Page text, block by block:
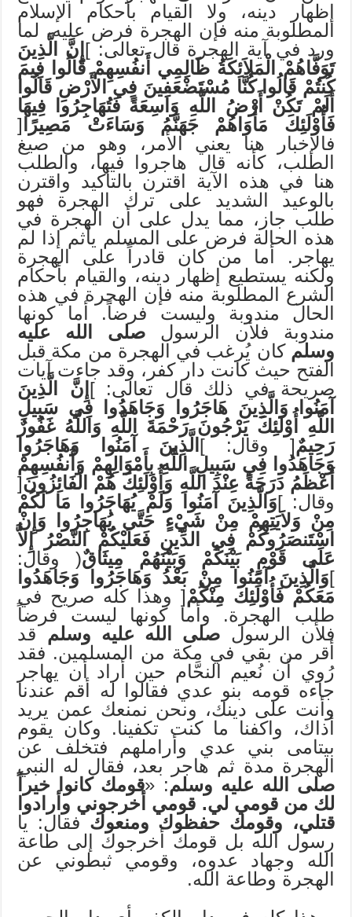
إظهار دينه، ولا القيام بأحكام الإسلام
المطلوبة منه فإن الهجرة فرض عليه، لما
ورد في آية الهجرة قال تعالى: ] إِنَّ الَّذِينَ
تَوَفَّاهُمْ الْمَلاَئِكَةُ ظَالِمِي أَنفُسِهِمْ قَالُوا فِيمَ
كُنتُمْ قَالُوا كُنَّا مُسْتَضْعَفِينَ فِي الأَرْضِ قَالُوا
أَلَمْ تَكُنْ أَرْضُ اللَّهِ وَاسِعَةً فَتُهَاجِرُوا فِيهَا
فَأُوْلَئِكَ مَأْوَاهُمْ جَهَنَّمُ وَسَاءَتْمَصِيرًا [
فالإخبار هنا يعني الأمر، وهو من صيغ
الطلب، كأنه قال هاجروا فيها، والطلب
هنا في هذه الآية اقترن بالتأكيد واقترن
بالوعيد الشديد على ترك الهجرة فهو
طلب جاز، مما يدل على أن الهجرة في
هذه الحالة فرض على المسلم يأثم إذا لم
يهاجر. أما من كان قادراً على الهجرة
ولكنه يستطيع إظهار دينه، والقيام بأحكام
الشرع المطلوبة منه فإن الهجرة في هذه
الحال مندوبة وليست فرضاً. أما كونها
مندوبة فلأن الرسول صلى الله عليه
وسلم كان يُرغب في الهجرة من مكة قبل
الفتح حيث كانت دار كفر، وقد جاءت آيات
صريحة في ذلك قال تعالى: ] إِنَّ الَّذِينَ
آمَنُوا وَالَّذِينَ هَاجَرُوا وَجَاهَدُوا فِي سَبِيلِ
اللَّهِ أُوْلَئِكَ يَرْجُونَ رَحْمَةَ اللَّهِ وَاللَّهُ غَفُورٌ
رَحِيمٌ[ وقال: ] الَّذِينَ آمَنُوا وَهَاجَرُوا
وَجَاهَدُوا فِي سَبِيلِ اللَّهِ بِأَمْوَالِهِمْ وَأَنفُسِهِمْ
أَعْظَمُ دَرَجَةً عِنْدَ اللَّهِ وَأُوْلَئِكَ هُمْ الْفَائِزُونَ[
وقال: ]وَالَّذِينَ آمَنُوا وَلَمْ يُهَاجَرُوا مَا لَكُمْ
مِنْ وَلاَيَتِهِمْ مِنْ شَيْءٍ حَتَّى يُهَاجِرُوا وَإِنْ
اسْتَنصَرُوكُمْ فِي الدِّينِ فَعَلَيْكُمْ النَّصْرُ إِلاَّ
عَلَى قَوْمٍ بَيْنَكُمْ وَبَيْنَهُمْ مِيثَاقٌ( وقال:
]وَالَّذِينَ آمَنُوا مِنْ بَعْدُ وَهَاجَرُوا وَجَاهَدُوا
مَعَكُمْ فَأُوْلَئِكَ مِنْكُمْ[ وهذا كله صريح في
طلب الهجرة. وأما كونها ليست فرضاً
فلأن الرسول صلى الله عليه وسلم قد
أقر من بقي في مكة من المسلمين. فقد
رُوي أن نُعيم النحَّام حين أراد أن يهاجر
جاءه قومه بنو عدي فقالوا له أقم عندنا
وأنت على دينك، ونحن نمنعك عمن يريد
أذاك، واكفنا ما كنت تكفينا. وكان يقوم
بيتامى بني عدي وأراملهم فتخلف عن
الهجرة مدة ثم هاجر بعد، فقال له النبي
صلى الله عليه وسلم: «قومك كانوا خيراً
لك من قومي لي. قومي أخرجوني وأرادوا
قتلي، وقومك حفظوك ومنعوك فقال: يا
رسول الله بل قومك أخرجوك إلى طاعة
الله وجهاد عدوه، وقومي ثبطوني عن
الهجرة وطاعة الله.